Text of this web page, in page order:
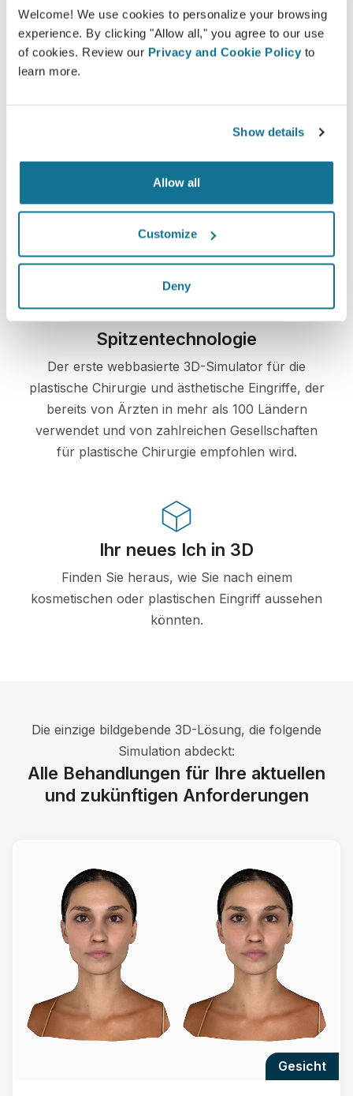
Welcome! We use cookies to personalize your browsing
experience. By clicking "Allow all," you agree to our use
of cookies. Review our Privacy and Cookie Policy to
learn more.
Show details
Allow all
Customize
Deny
Lernen Sie Ihr neues Ich kennen!
Einfach und sicher
Privatsphäre zu jeder Zeit zu schützen. Unsere
Daten garantiert werden.
Spitzentechnologie
Der erste webbasierte 3D-Simulator für die
plastische Chirurgie und ästhetische Eingriffe, der
bereits von Ärzten in mehr als 100 Ländern
verwendet und von zahlreichen Gesellschaften
für plastische Chirurgie empfohlen wird.
Ihr neues Ich in 3D
Finden Sie heraus, wie Sie nach einem
kosmetischen oder plastischen Eingriff aussehen
könnten.
Die einzige bildgebende 3D-Lösung, die folgende
Simulation abdeckt:
Alle Behandlungen für Ihre aktuellen
und zukünftigen Anforderungen
gesicht